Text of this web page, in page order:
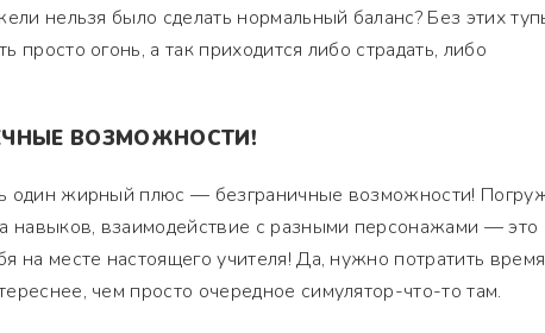
нельзя было сделать нормальный баланс? Без этих
просто огонь, а так приходится либо страдать, либо
ВОЗМОЖНОСТИ!
один жирный плюс — безграничные возможности!
навыков, взаимодействие с разными персонажами — это
на месте настоящего учителя! Да, нужно потратить
чем просто очередное симулятор-что-то там.